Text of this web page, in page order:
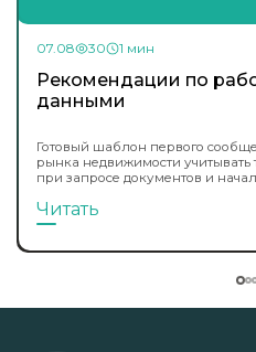
07.08 30 1 мин
Рекомендации по
данными
Готовый шаблон первого
рынка недвижимости учитывать
при запросе документов и
Читать